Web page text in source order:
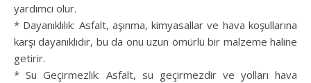
yardımcı olur.
* Dayanıklılık: Asfalt, aşınma, kimyasallar ve hava koşullarına
karşı dayanıklıdır, bu da onu uzun ömürlü bir malzeme haline
getirir.
* Su Geçirmezlik: Asfalt, su geçirmezdir ve yolları hava